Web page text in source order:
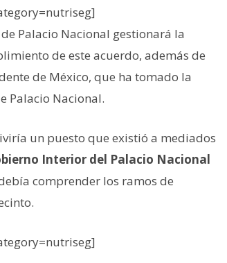
Palacio Nacional gestionará la
de este acuerdo, además de
de México, que ha tomado la
Palacio Nacional.
un puesto que existió a mediados
Interior del Palacio Nacional
comprender los ramos de